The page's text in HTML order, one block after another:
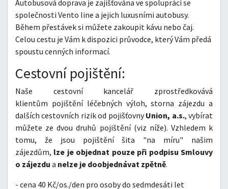
Autobusová doprava je zajišťována ve spolupráci se
společnosti Vento line a jejich luxusními autobusy.
Během přestávek si můžete zakoupit kávu nebo čaj.
Celou cestu je Vám k dispozici průvodce, který Vám předá
spoustu cenných informací.
Cestovní pojištění:
Naše cestovní kancelář zprostředkovává
klientům pojištění léčebných výloh, storna zájezdu a
dalších cestovních rizik od pojišťovnyUnion, a.s., vybírat
můžete ze dvou druhů pojištění (viz níže). Vzhledem k
tomu, že jsou pojištění šita "na míru" našim
zájezdům, lze je objednat pouze při podpisu Smlouvy
o zájezdu a nelze je doobjednávat zpětně.
- cena 40 Kč/os./den pro osoby do sedmdesáti let